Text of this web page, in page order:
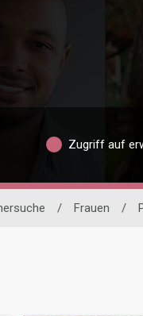
Zugriff auf
/ Frauen /